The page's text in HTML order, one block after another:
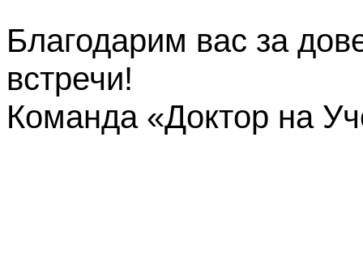
Благодарим вас за
встречи!
Команда «Доктор на